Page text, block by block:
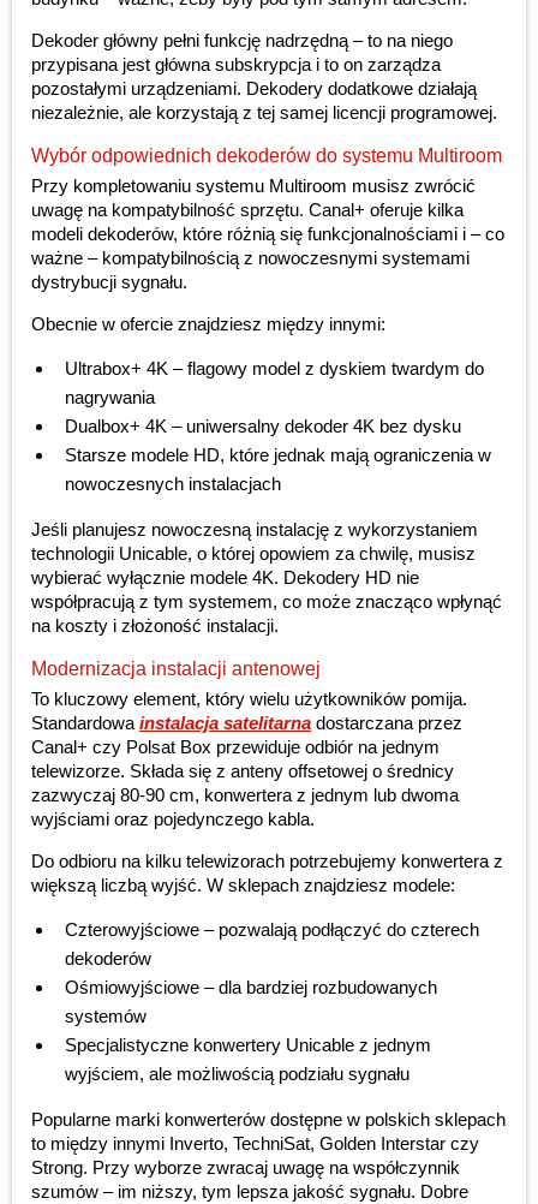
Dekoder główny pełni funkcję nadrzędną – to na niego
przypisana jest główna subskrypcja i to on zarządza
pozostałymi urządzeniami. Dekodery dodatkowe działają
niezależnie, ale korzystają z tej samej licencji programowej.
Wybór odpowiednich dekoderów do systemu Multiroom
Przy kompletowaniu systemu Multiroom musisz zwrócić
uwagę na kompatybilność sprzętu. Canal+ oferuje kilka
modeli dekoderów, które różnią się funkcjonalnościami i – co
ważne – kompatybilnością z nowoczesnymi systemami
dystrybucji sygnału.
Obecnie w ofercie znajdziesz między innymi:
Ultrabox+ 4K – flagowy model z dyskiem twardym do
nagrywania
Dualbox+ 4K – uniwersalny dekoder 4K bez dysku
Starsze modele HD, które jednak mają ograniczenia w
nowoczesnych instalacjach
Jeśli planujesz nowoczesną instalację z wykorzystaniem
technologii Unicable, o której opowiem za chwilę, musisz
wybierać wyłącznie modele 4K. Dekodery HD nie
współpracują z tym systemem, co może znacząco wpłynąć
na koszty i złożoność instalacji.
Modernizacja instalacji antenowej
To kluczowy element, który wielu użytkowników pomija.
Standardowa instalacja satelitarna dostarczana przez
Canal+ czy Polsat Box przewiduje odbiór na jednym
telewizorze. Składa się z anteny offsetowej o średnicy
zazwyczaj 80-90 cm, konwertera z jednym lub dwoma
wyjściami oraz pojedynczego kabla.
Do odbioru na kilku telewizorach potrzebujemy konwertera z
większą liczbą wyjść. W sklepach znajdziesz modele:
Czterowyjściowe – pozwalają podłączyć do czterech
dekoderów
Ośmiowyjściowe – dla bardziej rozbudowanych
systemów
Specjalistyczne konwertery Unicable z jednym
wyjściem, ale możliwością podziału sygnału
Popularne marki konwerterów dostępne w polskich sklepach
to między innymi Inverto, TechniSat, Golden Interstar czy
Strong. Przy wyborze zwracaj uwagę na współczynnik
szumów – im niższy, tym lepsza jakość sygnału. Dobre